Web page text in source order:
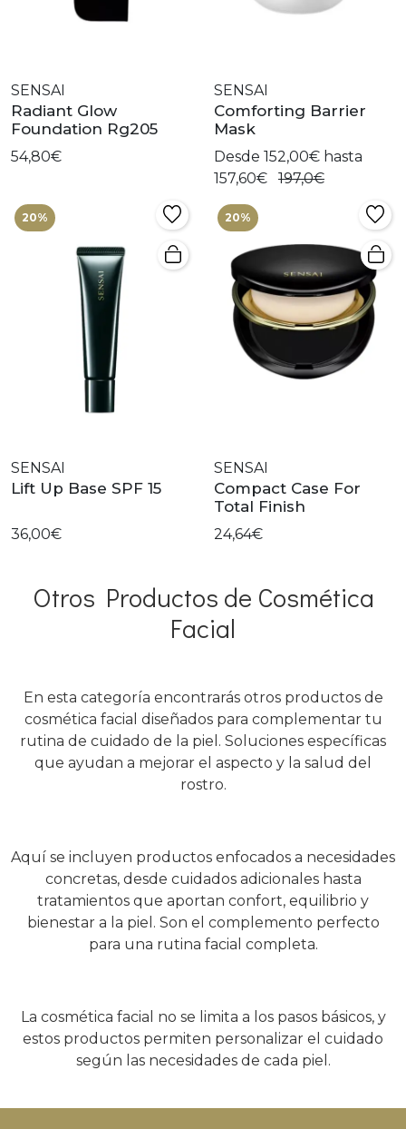
SENSAI
Radiant Glow
Foundation Rg205
54,80€
SENSAI
Comforting Barrier
Mask
Desde 152,00€ hasta
157,60€
197,0€
20%
SENSAI
Lift Up Base SPF 15
36,00€
20%
SENSAI
Compact Case For
Total Finish
24,64€
Otros Productos de Cosmética
Facial
En esta categoría encontrarás otros productos de
cosmética facial diseñados para complementar tu
rutina de cuidado de la piel. Soluciones específicas
que ayudan a mejorar el aspecto y la salud del
rostro.
Aquí se incluyen productos enfocados a necesidades
concretas, desde cuidados adicionales hasta
tratamientos que aportan confort, equilibrio y
bienestar a la piel. Son el complemento perfecto
para una rutina facial completa.
La cosmética facial no se limita a los pasos básicos, y
estos productos permiten personalizar el cuidado
según las necesidades de cada piel.